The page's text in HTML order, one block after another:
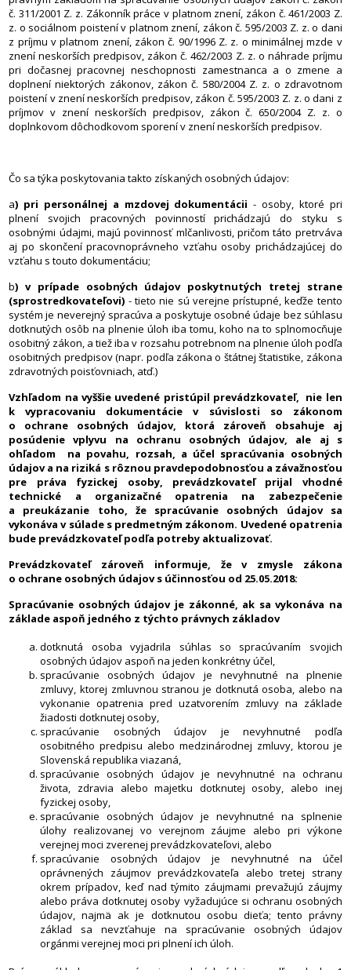
č. 311/2001 Z. z. Zákonník práce v platnom znení, zákon č. 461/2003 Z.
z. o sociálnom poistení v platnom znení, zákon č. 595/2003 Z. z. o dani
z príjmu v platnom znení, zákon č. 90/1996 Z. z. o minimálnej mzde v
znení neskorších predpisov, zákon č. 462/2003 Z. z. o náhrade príjmu
pri dočasnej pracovnej neschopnosti zamestnanca a o zmene a
doplnení niektorých zákonov, zákon č. 580/2004 Z. z. o zdravotnom
poistení v znení neskorších predpisov, zákon č. 595/2003 Z. z. o dani z
príjmov v znení neskorších predpisov, zákon č. 650/2004 Z. z. o
doplnkovom dôchodkovom sporení v znení neskorších predpisov.
Čo sa týka poskytovania takto získaných osobných údajov:
a) pri personálnej a mzdovej dokumentácii - osoby, ktoré pri
plnení svojich pracovných povinností prichádzajú do styku s
osobnými údajmi, majú povinnosť mlčanlivosti, pričom táto pretrváva
aj po skončení pracovnoprávneho vzťahu osoby prichádzajúcej do
vzťahu s touto dokumentáciu;
b) v prípade osobných údajov poskytnutých tretej strane
(sprostredkovateľovi) - tieto nie sú verejne prístupné, keďže tento
systém je neverejný spracúva a poskytuje osobné údaje bez súhlasu
dotknutých osôb na plnenie úloh iba tomu, koho na to splnomocňuje
osobitný zákon, a tiež iba v rozsahu potrebnom na plnenie úloh podľa
osobitných predpisov (napr. podľa zákona o štátnej štatistike, zákona
zdravotných poisťovniach, atď.)
Vzhľadom na vyššie uvedené pristúpil prevádzkovateľ, nie len
k vypracovaniu dokumentácie v súvislosti so zákonom
o ochrane osobných údajov, ktorá zároveň obsahuje aj
posúdenie vplyvu na ochranu osobných údajov, ale aj s
ohľadom na povahu, rozsah, a účel spracúvania osobných
údajov a na riziká s rôznou pravdepodobnosťou a závažnosťou
pre práva fyzickej osoby, prevádzkovateľ prijal vhodné
technické a organizačné opatrenia na zabezpečenie
a preukázanie toho, že spracúvanie osobných údajov sa
vykonáva v súlade s predmetným zákonom. Uvedené opatrenia
bude prevádzkovateľ podľa potreby aktualizovať.
Prevádzkovateľ zároveň informuje, že v zmysle zákona
o ochrane osobných údajov s účinnosťou od 25.05.2018:
Spracúvanie osobných údajov je zákonné, ak sa vykonáva na
základe aspoň jedného z týchto právnych základov
dotknutá osoba vyjadrila súhlas so spracúvaním svojich
osobných údajov aspoň na jeden konkrétny účel,
spracúvanie osobných údajov je nevyhnutné na plnenie
zmluvy, ktorej zmluvnou stranou je dotknutá osoba, alebo na
vykonanie opatrenia pred uzatvorením zmluvy na základe
žiadosti dotknutej osoby,
spracúvanie osobných údajov je nevyhnutné podľa
osobitného predpisu alebo medzinárodnej zmluvy, ktorou je
Slovenská republika viazaná,
spracúvanie osobných údajov je nevyhnutné na ochranu
života, zdravia alebo majetku dotknutej osoby, alebo inej
fyzickej osoby,
spracúvanie osobných údajov je nevyhnutné na splnenie
úlohy realizovanej vo verejnom záujme alebo pri výkone
verejnej moci zverenej prevádzkovateľovi, alebo
spracúvanie osobných údajov je nevyhnutné na účel
oprávnených záujmov prevádzkovateľa alebo tretej strany
okrem prípadov, keď nad týmito záujmami prevažujú záujmy
alebo práva dotknutej osoby vyžadujúce si ochranu osobných
údajov, najmä ak je dotknutou osobu dieťa; tento právny
základ sa nevzťahuje na spracúvanie osobných údajov
orgánmi verejnej moci pri plnení ich úloh.